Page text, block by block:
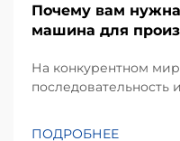
Почему вам
машина для
На конкурентном
последовательность
ПОДРОБНЕЕ